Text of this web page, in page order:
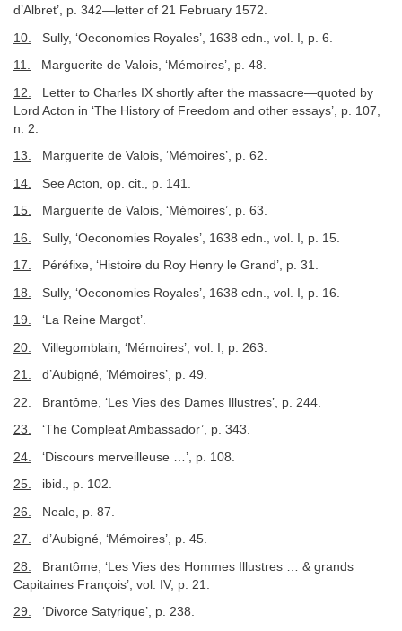
d’Albret’, p. 342—letter of 21 February 1572.
10. Sully, ‘Oeconomies Royales’, 1638 edn., vol. I, p. 6.
11. Marguerite de Valois, ‘Mémoires’, p. 48.
12.
Letter to Charles IX shortly after the massacre—quoted by
Lord Acton in ‘The History of Freedom and other essays’, p. 107,
n. 2.
13. Marguerite de Valois, ‘Mémoires’, p. 62.
14. See Acton, op. cit., p. 141.
15. Marguerite de Valois, ‘Mémoires’, p. 63.
16. Sully, ‘Oeconomies Royales’, 1638 edn., vol. I, p. 15.
17. Péréfixe, ‘Histoire du Roy Henry le Grand’, p. 31.
18. Sully, ‘Oeconomies Royales’, 1638 edn., vol. I, p. 16.
19. ‘La Reine Margot’.
20. Villegomblain, ‘Mémoires’, vol. I, p. 263.
21. d’Aubigné, ‘Mémoires’, p. 49.
22. Brantôme, ‘Les Vies des Dames Illustres’, p. 244.
23. ‘The Compleat Ambassador’, p. 343.
24. ‘Discours merveilleuse …’, p. 108.
25. ibid., p. 102.
26. Neale, p. 87.
27. d’Aubigné, ‘Mémoires’, p. 45.
28.
Brantôme, ‘Les Vies des Hommes Illustres … & grands
Capitaines François’, vol. IV, p. 21.
29. ‘Divorce Satyrique’, p. 238.